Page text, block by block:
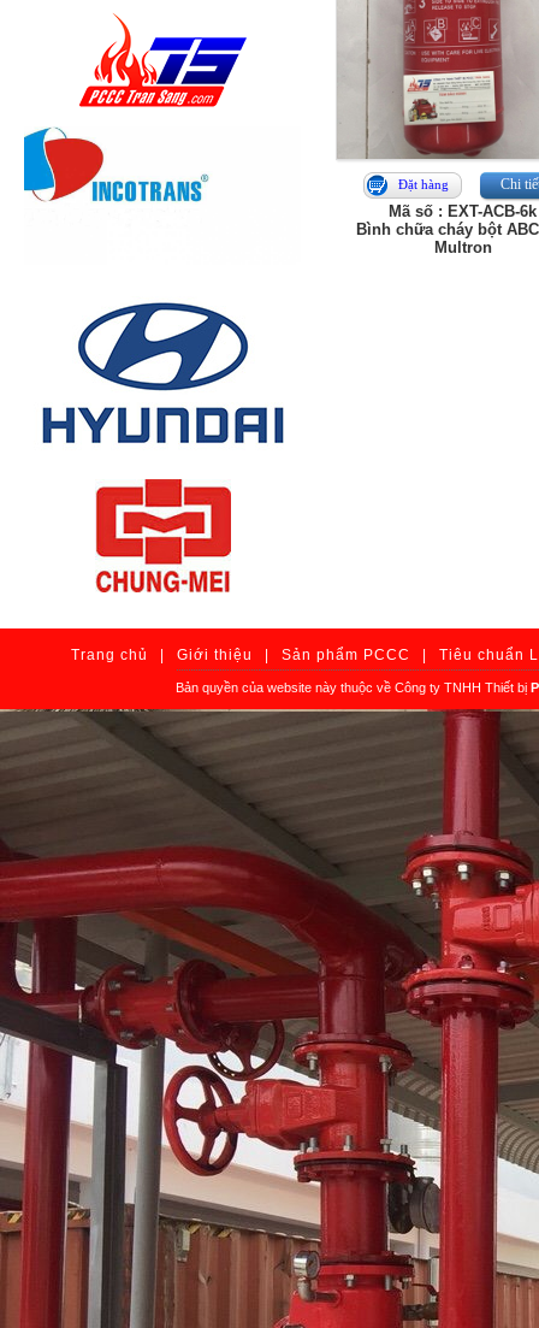
Đặt hàng Chi
Mã số : EXT-ACB-6k
Bình chữa cháy bột
Multron
Trang chủ Giới thiệu Sản phẩm PCCC Tiêu chuẩn
Bản quyền của website này thuộc về Công ty TNHH Thiết bị